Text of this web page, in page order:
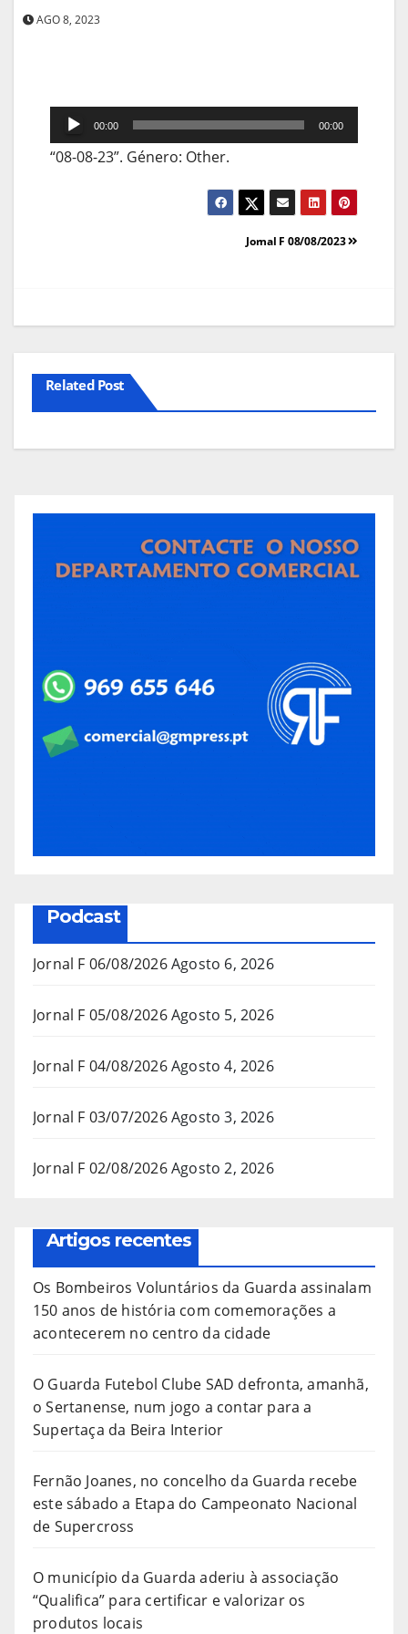
AGO 8, 2023
Reprodutor
de
00:00 00:00
“08-08-23”. Género: Other.
Jornal F 08/08/2023
Related Post
Podcast
Jornal F 06/08/2026Agosto 6, 2026
Jornal F 05/08/2026Agosto 5, 2026
Jornal F 04/08/2026Agosto 4, 2026
Jornal F 03/07/2026Agosto 3, 2026
Jornal F 02/08/2026Agosto 2, 2026
Artigos recentes
Os Bombeiros Voluntários da Guarda assinalam
150 anos de história com comemorações a
acontecerem no centro da cidade
O Guarda Futebol Clube SAD defronta, amanhã,
o Sertanense, num jogo a contar para a
Supertaça da Beira Interior
Fernão Joanes, no concelho da Guarda recebe
este sábado a Etapa do Campeonato Nacional
de Supercross
O município da Guarda aderiu à associação
“Qualifica” para certificar e valorizar os
produtos locais